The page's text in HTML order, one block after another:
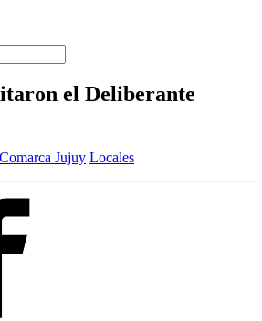
el Deliberante
Jujuy Locales